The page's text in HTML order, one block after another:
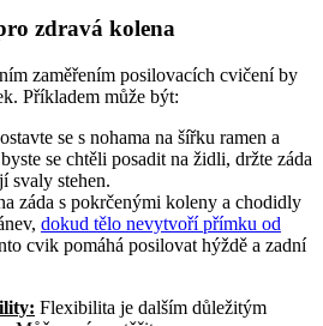
zdravá kolena
zaměřením posilovacích cvičení by
Příkladem může být:
se s nohama na šířku ramen a
se chtěli posadit na židli, držte záda
svaly stehen.
záda s pokrčenými koleny a chodidly
dokud tělo nevytvoří přímku od
cvik pomáhá posilovat hýždě a zadní
Flexibilita je dalším důležitým